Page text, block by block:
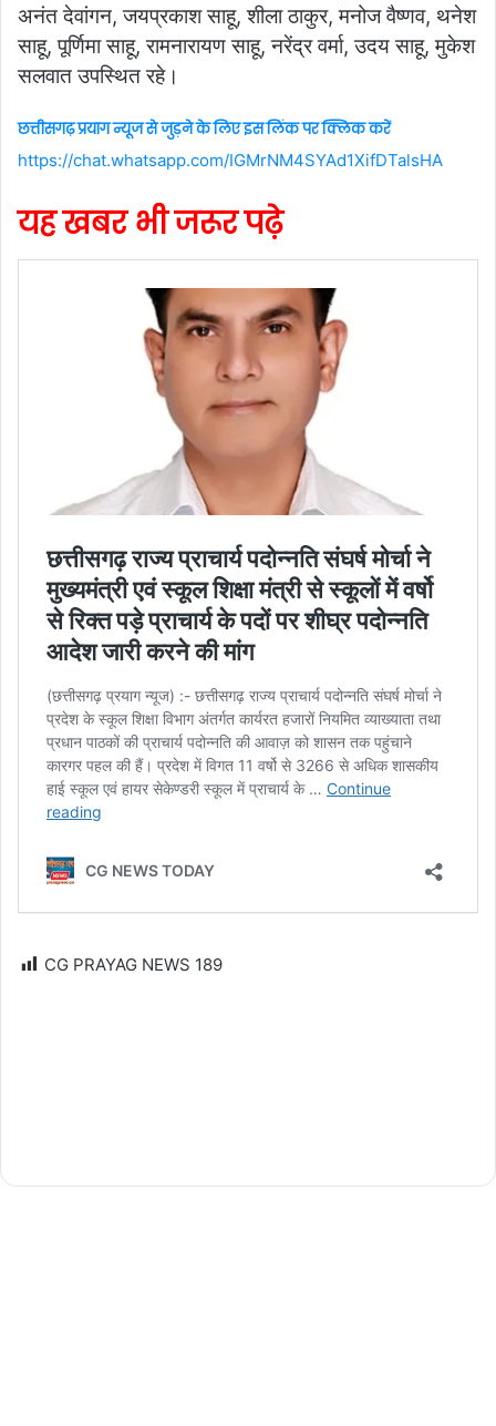
अनंत देवांगन, जयप्रकाश साहू, शीला ठाकुर, मनोज वैष्णव, थनेश
साहू, पूर्णिमा साहू, रामनारायण साहू, नरेंद्र वर्मा, उदय साहू, मुकेश
सलवात उपस्थित रहे।
छत्तीसगढ़ प्रयाग न्यूज से जुड़ने के लिए इस लिंक पर क्लिक करें
https://chat.whatsapp.com/IGMrNM4SYAd1XifDTalsHA
यह खबर भी जरूर पढ़े
CG PRAYAG NEWS 189